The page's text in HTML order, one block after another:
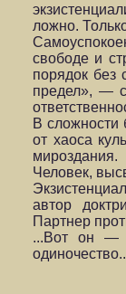
ложно.
свободе и
порядок без
предел», —
В сложности
от хаоса
мироздания.
Человек,
автор
Партнер
...Вот он —